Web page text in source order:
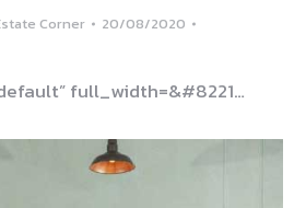
Corner
20/08/2020
full_width=&#8221…